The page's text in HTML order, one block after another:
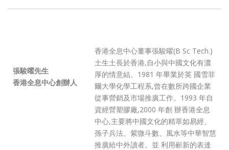
張駿曜先生
香港全息中心創辦人
香港全息中心董事張駿曜(B Sc Tech.)
土生土長於香港,自小與中國文化有濃
厚的情意結。1981 年畢業於英 國雪菲
爾大學化學工程系,曾在數所跨國企業
從事營銷及市場推廣工作。1993 年自
資經營塑膠廠,2000 年創 辦香港全息
中心,主要將中國文化的精萃如易經、
孫子兵法、紫微斗數、風水等中華智慧
推廣給中外讀者。並 利用嶄新的表達